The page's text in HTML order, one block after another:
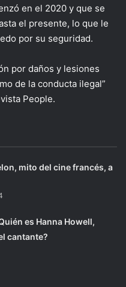
en el 2020 y que se
el presente, lo que le
por su seguridad.
por daños y lesiones
de la conducta ilegal”
People.
mito del cine francés, a
es Hanna Howell,
cantante?